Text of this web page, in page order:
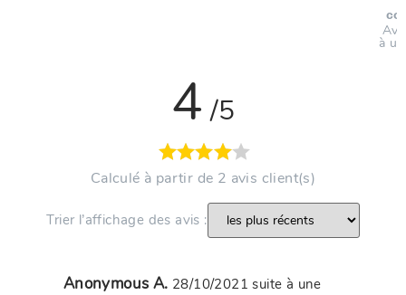
à
4 /5
Calculé à partir de 2 avis client(s)
Trier l’affichage des avis :
Anonymous A. 28/10/2021 suite à une